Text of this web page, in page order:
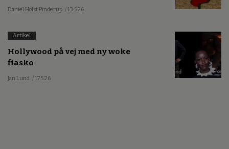
Daniel Holst Pinderup / 13.5.26
Artikel
Hollywood på vej med ny woke
fiasko
Jan Lund / 17.5.26